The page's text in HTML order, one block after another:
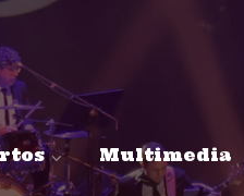
Multimedia